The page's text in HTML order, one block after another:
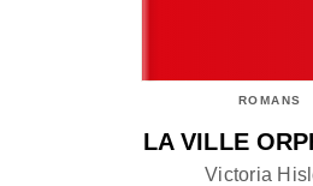
ROMANS
LA VILLE
Victoria